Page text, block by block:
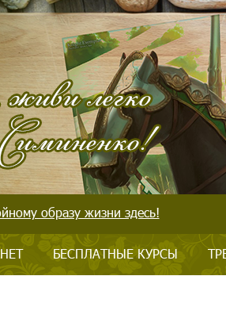
образу жизни здесь!
БЕСПЛАТНЫЕ КУРСЫ